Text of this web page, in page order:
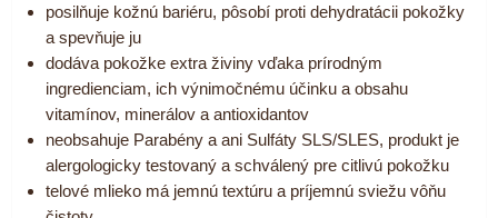
posilňuje kožnú bariéru, pôsobí proti dehydratácii pokožky
a spevňuje ju
dodáva pokožke extra živiny vďaka prírodným
ingredienciam, ich výnimočnému účinku a obsahu
vitamínov, minerálov a antioxidantov
neobsahuje Parabény a ani Sulfáty SLS/SLES, produkt je
alergologicky testovaný a schválený pre citlivú pokožku
telové mlieko má jemnú textúru a príjemnú sviežu vôňu